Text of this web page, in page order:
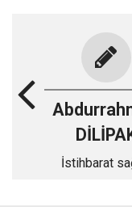
İstihbarat